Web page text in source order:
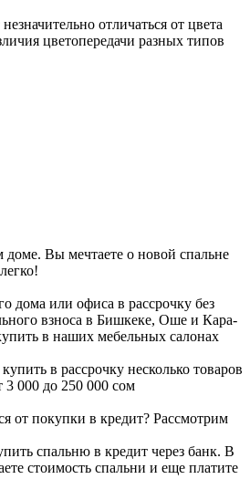
отличаться от цвета
цветопередачи разных типов
Вы мечтаете о новой спальне
дома или офиса в рассрочку без
взноса в Бишкеке, Оше и Кара-
в наших мебельных салонах
в рассрочку несколько товаров
3 000 до 250 000 сом
от покупки в кредит? Рассмотрим
спальню в кредит через банк. В
стоимость спальни и еще платите